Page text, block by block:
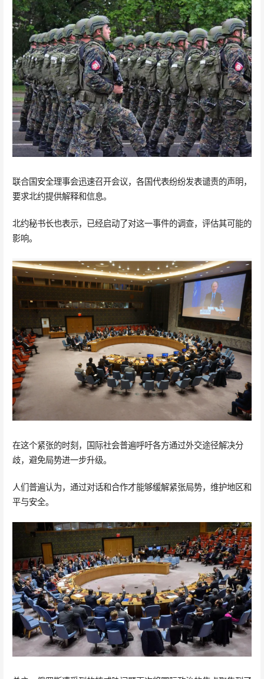
联合国安全理事会迅速召开会议，各国代表纷纷发表谴责的声明，
要求北约提供解释和信息。
北约秘书长也表示，已经启动了对这一事件的调查，评估其可能的
影响。
在这个紧张的时刻，国际社会普遍呼吁各方通过外交途径解决分
歧，避免局势进一步升级。
人们普遍认为，通过对话和合作才能够缓解紧张局势，维护地区和
平与安全。